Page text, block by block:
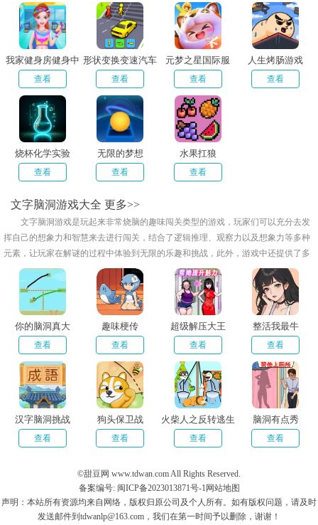
的赶快来本站点击下载吧！绝不容错过哟！
我家健身房健身中
心
查看
形状变换变速汽车
查看
元梦之星国际服
查看
人生烤肠游戏
查看
烧杯化学实验
查看
无限的梦想
查看
水果扛狼
查看
文字脑洞游戏大全 更多>>
文字脑洞游戏是玩起来非常烧脑的趣味闯关类型的游戏，玩家们可以充分去发
挥自己的想象力和智慧来去进行闯关，结合了逻辑推理、观察力以及想象力等多种
元素，让玩家在解谜的过程中体验到无限的乐趣和挑战，此外，游戏中还提供了多
种道具和提示，帮助玩家更好地完成任务，小编给大家带来了文字脑洞游戏大全，
欢迎来下载体验吧！
你的脑洞真大
查看
趣味梗传
查看
超级解压大王
查看
整活我最牛
查看
汉字脑洞挑战
查看
狗头保卫战
查看
火柴人之反转逃生
查看
脑洞有点秀
查看
©甜豆网 www.tdwan.com All Rights Reserved.
备案编号: 闽ICP备2023013871号-1 网站地图
声明：本站所有资源均来自网络，版权归原公司及个人所有。如有版权问题，请及时
发送邮件到tdwanlp@163.com，我们在第一时间予以删除，谢谢！